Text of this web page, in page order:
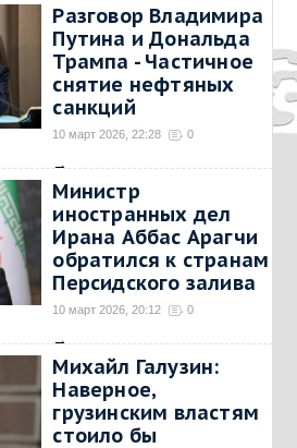
Святейшества Илии
II
19 март 2026, 13:49 0
→
Разговор Владимира
Путина и Дональда
Трампа - Частичное
снятие нефтяных
санкций
10 март 2026, 22:28 0
→
Министр
иностранных дел
Ирана Аббас Арагчи
обратился к странам
Персидского залива
10 март 2026, 20:12 0
→
Михайл Галузин:
Наверное,
грузинским властям
стоило бы